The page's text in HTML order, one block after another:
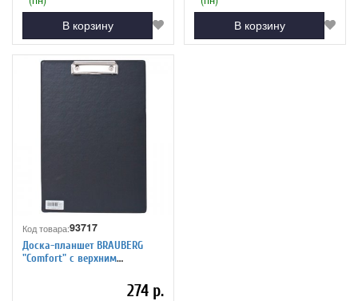
В корзину В корзину
Код товара:93717
Доска-планшет BRAUBERG
"Comfort" с верхним
картон/ПВХ, РОССИЯ, ЧЕРНАЯ,
274 р.